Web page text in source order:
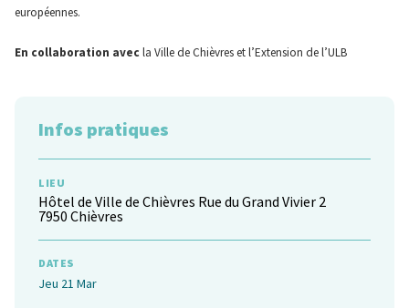
européennes.
En collaboration avec la Ville de Chièvres et l’Extension de l’ULB
Infos pratiques
LIEU
Hôtel de Ville de Chièvres Rue du Grand Vivier 2
7950 Chièvres
DATES
Jeu 21 Mar